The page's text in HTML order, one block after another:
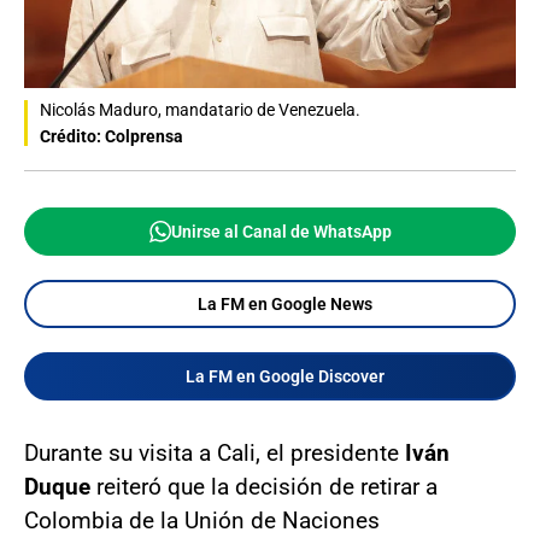
Nicolás Maduro, mandatario de Venezuela.
Crédito: Colprensa
Unirse al Canal de WhatsApp
La FM en Google News
La FM en Google Discover
Durante su visita a Cali, el presidente Iván
Duque reiteró que la decisión de retirar a
Colombia de la Unión de Naciones